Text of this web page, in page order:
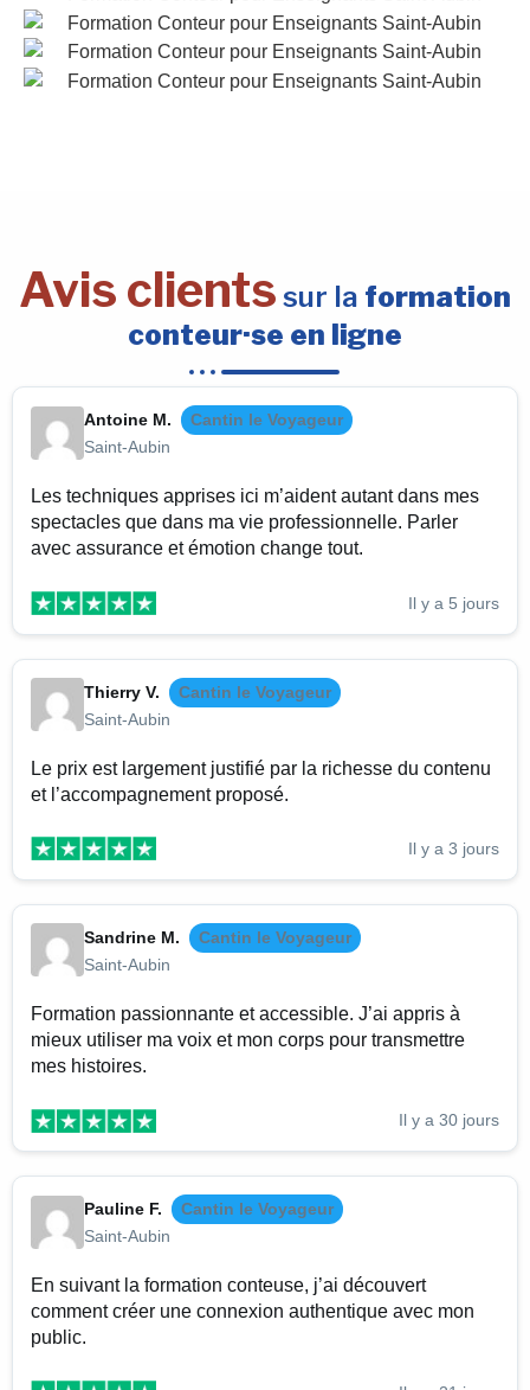
Avis clients sur la formation
conteur·se en ligne
Antoine M.
Cantin le Voyageur
Saint-Aubin
Les techniques apprises ici m’aident autant dans mes
spectacles que dans ma vie professionnelle. Parler
avec assurance et émotion change tout.
Il y a 5 jours
Thierry V.
Cantin le Voyageur
Saint-Aubin
Le prix est largement justifié par la richesse du contenu
et l’accompagnement proposé.
Il y a 3 jours
Sandrine M.
Cantin le Voyageur
Saint-Aubin
Formation passionnante et accessible. J’ai appris à
mieux utiliser ma voix et mon corps pour transmettre
mes histoires.
Il y a 30 jours
Pauline F.
Cantin le Voyageur
Saint-Aubin
En suivant la formation conteuse, j’ai découvert
comment créer une connexion authentique avec mon
public.